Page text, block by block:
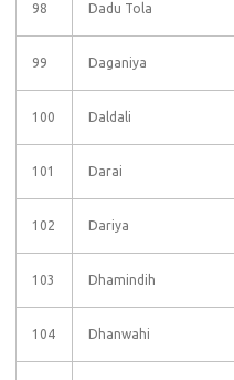
98 Dadu Tola
99 Daganiya
100 Daldali
101 Darai
102 Dariya
103 Dhamindih
104 Dhanwahi